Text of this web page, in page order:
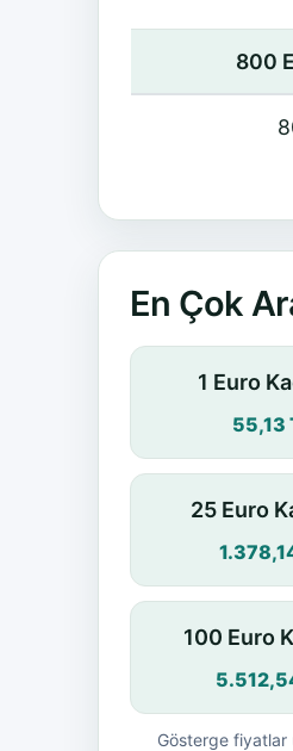
800
En Çok
1 Euro
55,13
25 Euro
100 Euro
Gösterge fiyatlar